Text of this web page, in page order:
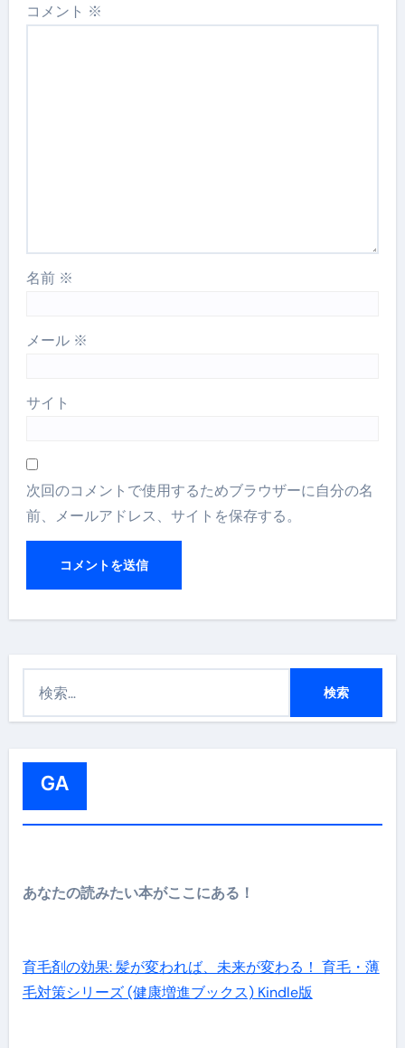
コメント ※
名前 ※
メール ※
サイト
次回のコメントで使用するためブラウザーに自分の名
前、メールアドレス、サイトを保存する。
GA
あなたの読みたい本がここにある！
育毛剤の効果: 髪が変われば、未来が変わる！ 育毛・薄
毛対策シリーズ (健康増進ブックス) Kindle版